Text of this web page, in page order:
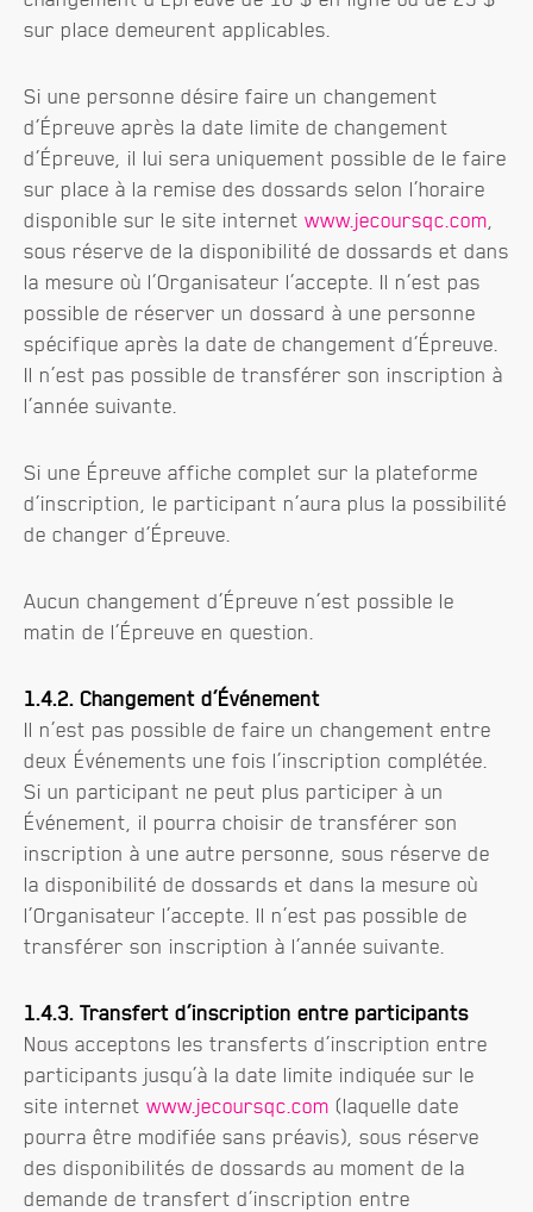
sur place demeurent applicables.
Si une personne désire faire un changement
d’Épreuve après la date limite de changement
d’Épreuve, il lui sera uniquement possible de le faire
sur place à la remise des dossards selon l’horaire
disponible sur le site internet www.jecoursqc.com
sous réserve de la disponibilité de dossards et dans
la mesure où l’Organisateur l’accepte. Il n’est pas
possible de réserver un dossard à une personne
spécifique après la date de changement d’Épreuve.
Il n’est pas possible de transférer son inscription à
l’année suivante.
Si une Épreuve affiche complet sur la plateforme
d’inscription, le participant n’aura plus la possibilité
de changer d’Épreuve.
Aucun changement d’Épreuve n’est possible le
matin de l’Épreuve en question.
1.4.2. Changement d’Événement
Il n’est pas possible de faire un changement entre
deux Événements une fois l’inscription complétée.
Si un participant ne peut plus participer à un
Événement, il pourra choisir de transférer son
inscription à une autre personne, sous réserve de
la disponibilité de dossards et dans la mesure où
l’Organisateur l’accepte. Il n’est pas possible de
transférer son inscription à l’année suivante.
1.4.3. Transfert d’inscription entre participants
Nous acceptons les transferts d’inscription entre
participants jusqu’à la date limite indiquée sur le
site internet www.jecoursqc.com (laquelle date
pourra être modifiée sans préavis), sous réserve
des disponibilités de dossards au moment de la
demande de transfert d’inscription entre